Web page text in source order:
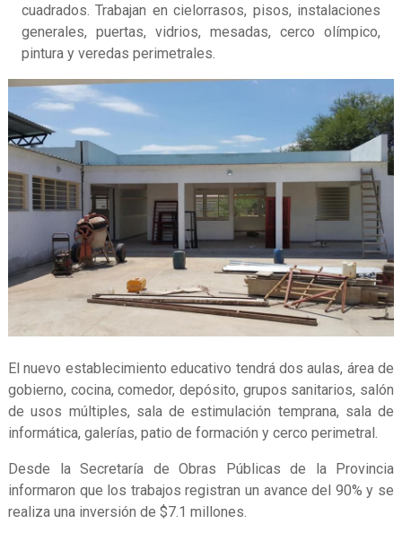
cuadrados. Trabajan en cielorrasos, pisos, instalaciones
generales, puertas, vidrios, mesadas, cerco olímpico,
pintura y veredas perimetrales.
El nuevo establecimiento educativo tendrá dos aulas, área de
gobierno, cocina, comedor, depósito, grupos sanitarios, salón
de usos múltiples, sala de estimulación temprana, sala de
informática, galerías, patio de formación y cerco perimetral.
Desde la Secretaría de Obras Públicas de la Provincia
informaron que los trabajos registran un avance del 90% y se
realiza una inversión de $7.1 millones.